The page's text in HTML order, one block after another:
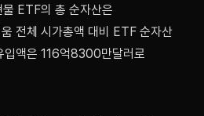
ETF의 총 순자산은
전체 시가총액 대비 ETF 순자산
입액은 116억8300만달러로